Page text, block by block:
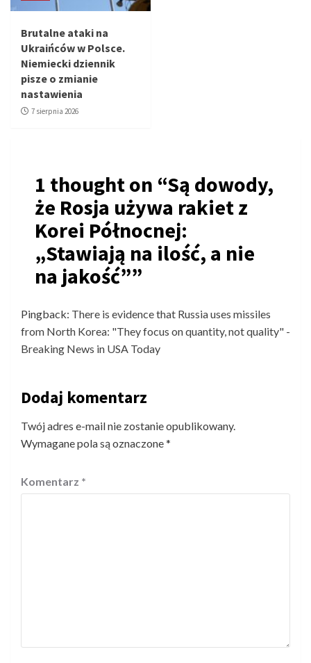
Brutalne ataki na
Ukraińców w Polsce.
Niemiecki dziennik
pisze o zmianie
nastawienia
7 sierpnia 2026
1 thought on “Są dowody,
że Rosja używa rakiet z
Korei Północnej:
„Stawiają na ilość, a nie
na jakość””
Pingback: There is evidence that Russia uses missiles
from North Korea: "They focus on quantity, not quality" -
Breaking News in USA Today
Dodaj komentarz
Twój adres e-mail nie zostanie opublikowany.
Wymagane pola są oznaczone*
Komentarz *